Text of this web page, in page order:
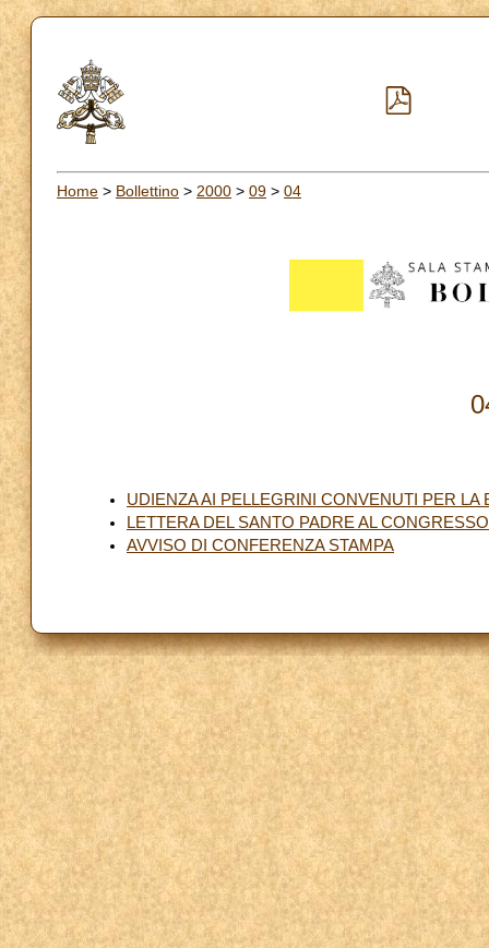
Home > Bollettino > 2000 > 09 > 04
UDIENZA AI PELLEGRINI CONVENUTI PER
LETTERA DEL SANTO PADRE AL
AVVISO DI CONFERENZA STAMPA